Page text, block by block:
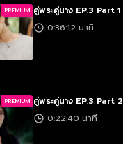
PREMIUM คู่พระคู่นาง EP.3 Part 1
0:36:12 นาที
PREMIUM คู่พระคู่นาง EP.3 Part 2
0:22:40 นาที